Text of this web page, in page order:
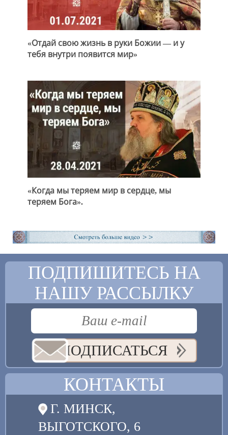
«Отдай свою жизнь в руки Божии — и у
тебя внутри появится мир»
«Когда мы теряем мир в сердце, мы
теряем Бога».
ПОДПИШИТЕСЬ НА
НАШУ РАССЫЛКУ
ПОДПИСАТЬСЯ
КОНТАКТЫ
Г. МИНСК,
ВЫГОТСКОГО, 6